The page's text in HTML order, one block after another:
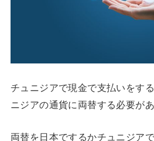
チュニジアで現金で支払いをす
ニジアの通貨に両替する必要があ
両替を日本でするかチュニジア